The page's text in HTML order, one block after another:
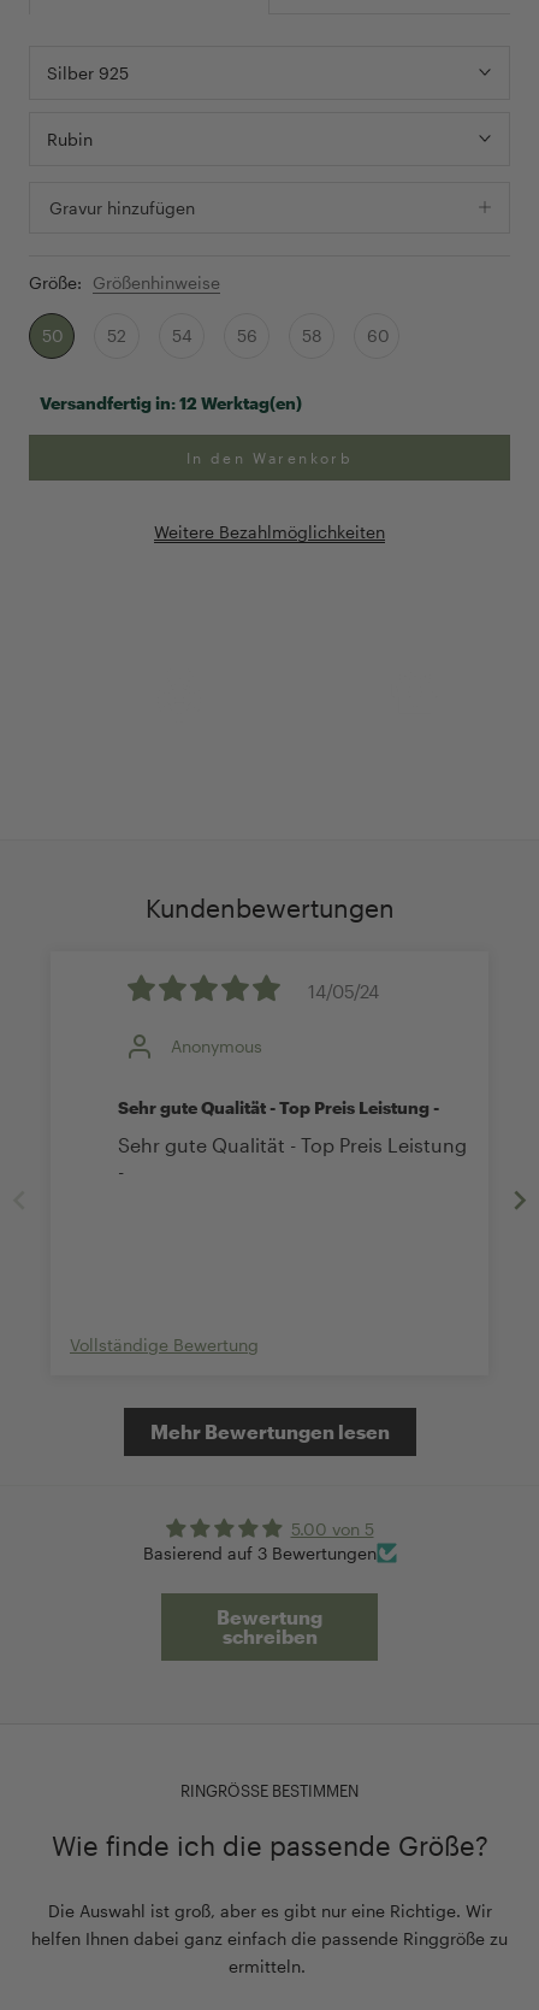
Silber 925
Rubin
Gravur hinzufügen
Größe: Größenhinweise
50 52 54 56 58 60
Versandfertig in:12 Werktag(en)
In den Warenkorb
Weitere Bezahlmöglichkeiten
Kundenbewertungen
14/05/24
Anonymous
Sehr gute Qualität - Top Preis Leistung -
Sehr gute Qualität - Top Preis Leistung
-
Vollständige Bewertung
Mehr Bewertungen lesen
5.00 von 5
Basierend auf 3 Bewertungen
Bewertung
schreiben
RINGRÖSSE BESTIMMEN
Wie finde ich die passende Größe?
Die Auswahl ist groß, aber es gibt nur eine Richtige. Wir
helfen Ihnen dabei ganz einfach die passende Ringgröße zu
ermitteln.